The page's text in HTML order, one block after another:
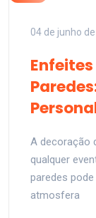
04 de junho
A decoração
qualquer
paredes
atmosfera